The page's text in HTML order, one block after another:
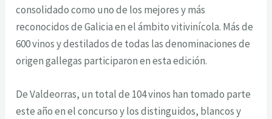
consolidado como uno de los mejores y más
reconocidos de Galicia en el ámbito vitivinícola. Más de
600 vinos y destilados de todas las denominaciones de
origen gallegas participaron en esta edición.
De Valdeorras, un total de 104 vinos han tomado parte
este año en el concurso y los distinguidos, blancos y